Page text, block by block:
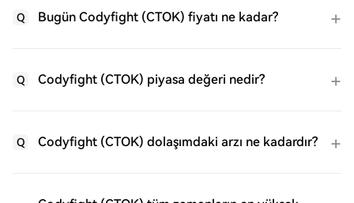
Q Bugün Codyfight (CTOK) fiyatı ne kadar?
Q Codyfight (CTOK) piyasa değeri nedir?
Q Codyfight (CTOK) dolaşımdaki arzı ne kadardır?